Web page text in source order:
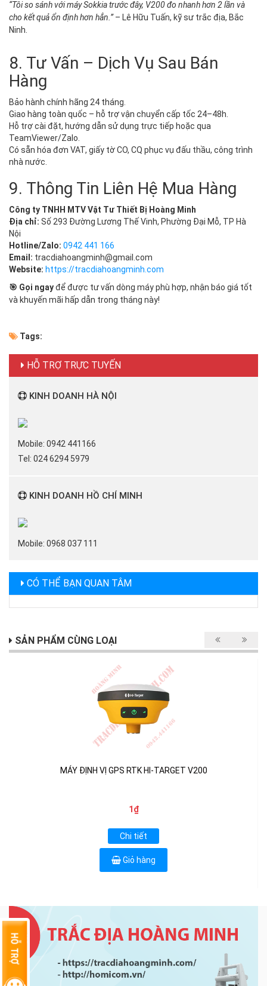
“Tôi so sánh với máy Sokkia trước đây, V200 đo nhanh hơn 2 lần và
cho kết quả ổn định hơn hẳn.”– Lê Hữu Tuấn, kỹ sư trắc địa, Bắc
Ninh.
8. Tư Vấn – Dịch Vụ Sau Bán
Hàng
Bảo hành chính hãng 24 tháng.
Giao hàng toàn quốc – hỗ trợ vận chuyển cấp tốc 24–48h.
Hỗ trợ cài đặt, hướng dẫn sử dụng trực tiếp hoặc qua
TeamViewer/Zalo.
Có sẵn hóa đơn VAT, giấy tờ CO, CQ phục vụ đấu thầu, công trình
nhà nước.
9. Thông Tin Liên Hệ Mua Hàng
Công ty TNHH MTV Vật Tư Thiết Bị Hoàng Minh
Địa chỉ: Số 293 Đường Lương Thế Vinh, Phường Đại Mỗ, TP Hà
Nội
Hotline/Zalo: 0942 441 166
Email: tracdiahoangminh@gmail.com
Website: https://tracdiahoangminh.com
🎯 Gọi ngayđể được tư vấn dòng máy phù hợp, nhận báo giá tốt
và khuyến mãi hấp dẫn trong tháng này!
Tags:
HỖ TRỢ TRỰC TUYẾN
KINH DOANH HÀ NỘI
Mobile: 0942 441166
Tel: 024 6294 5979
KINH DOANH HỒ CHÍ MINH
Mobile: 0968 037 111
CÓ THỂ BẠN QUAN TÂM
SẢN PHẨM CÙNG LOẠI
MÁY ĐỊNH VỊ GPS RTK HI-TARGET V200
1₫
Chi tiết
Giỏ hàng